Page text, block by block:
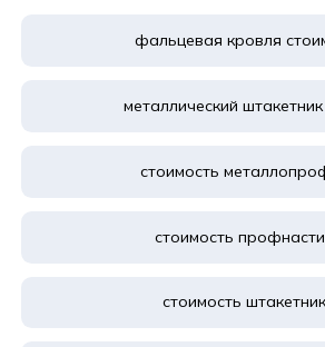
фальцевая кровля
металлический
стоимость
стоимость
стоимость